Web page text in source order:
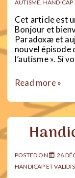
AUTISME, HANDICAP
Cet article est
Bonjour et
Paradoxæ et
nouvel épisode
l’autisme ». Si
Mieux
l’autisme
mentale
Read more »
POSTED ON 26
HANDICAP ET